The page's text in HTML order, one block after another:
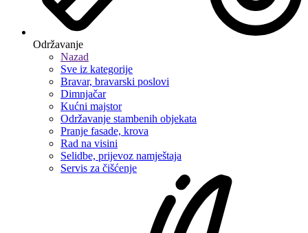
Održavanje
Nazad
Sve iz kategorije
Bravar, bravarski poslovi
Dimnjačar
Kućni majstor
Održavanje stambenih objekata
Pranje fasade, krova
Rad na visini
Selidbe, prijevoz namještaja
Servis za čišćenje